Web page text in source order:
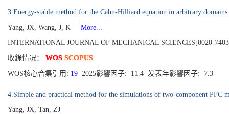
3.Energy-stable method for the Cahn-Hilliard equation in arbitrary domains
Yang, JX, Wang, J, K
More...
INTERNATIONAL JOURNAL OF MECHANICAL SCIENCES[0020-
收錄情况： WOS SCOPUS
WOS核心合集引用: 19 2025影響因子: 11.4 发表年影響因子: 7.3
4.Simple and practical method for the simulations of two-component PFC
Yang, JX, Tan, ZJ